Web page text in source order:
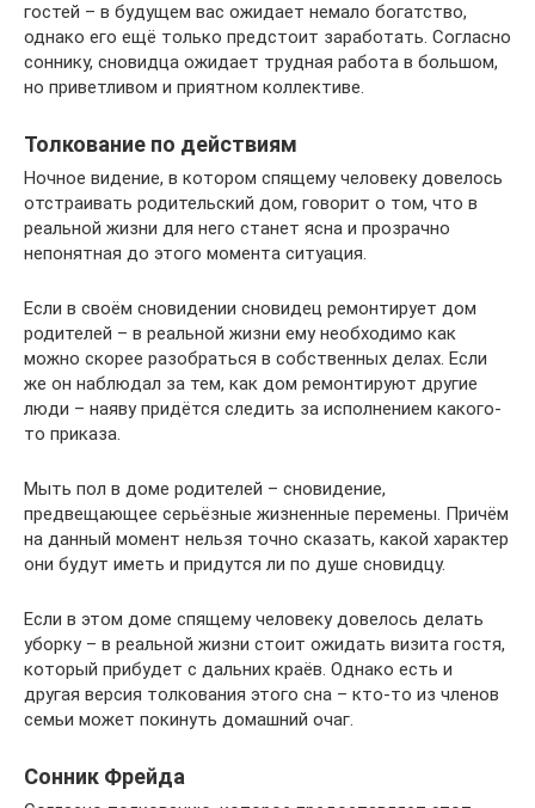
гостей – в будущем вас ожидает немало богатство,
однако его ещё только предстоит заработать. Согласно
соннику, сновидца ожидает трудная работа в большом,
но приветливом и приятном коллективе.
Толкование по действиям
Ночное видение, в котором спящему человеку довелось
отстраивать родительский дом, говорит о том, что в
реальной жизни для него станет ясна и прозрачно
непонятная до этого момента ситуация.
Если в своём сновидении сновидец ремонтирует дом
родителей – в реальной жизни ему необходимо как
можно скорее разобраться в собственных делах. Если
же он наблюдал за тем, как дом ремонтируют другие
люди – наяву придётся следить за исполнением какого-
то приказа.
Мыть пол в доме родителей – сновидение,
предвещающее серьёзные жизненные перемены. Причём
на данный момент нельзя точно сказать, какой характер
они будут иметь и придутся ли по душе сновидцу.
Если в этом доме спящему человеку довелось делать
уборку – в реальной жизни стоит ожидать визита гостя,
который прибудет с дальних краёв. Однако есть и
другая версия толкования этого сна – кто-то из членов
семьи может покинуть домашний очаг.
Сонник Фрейда